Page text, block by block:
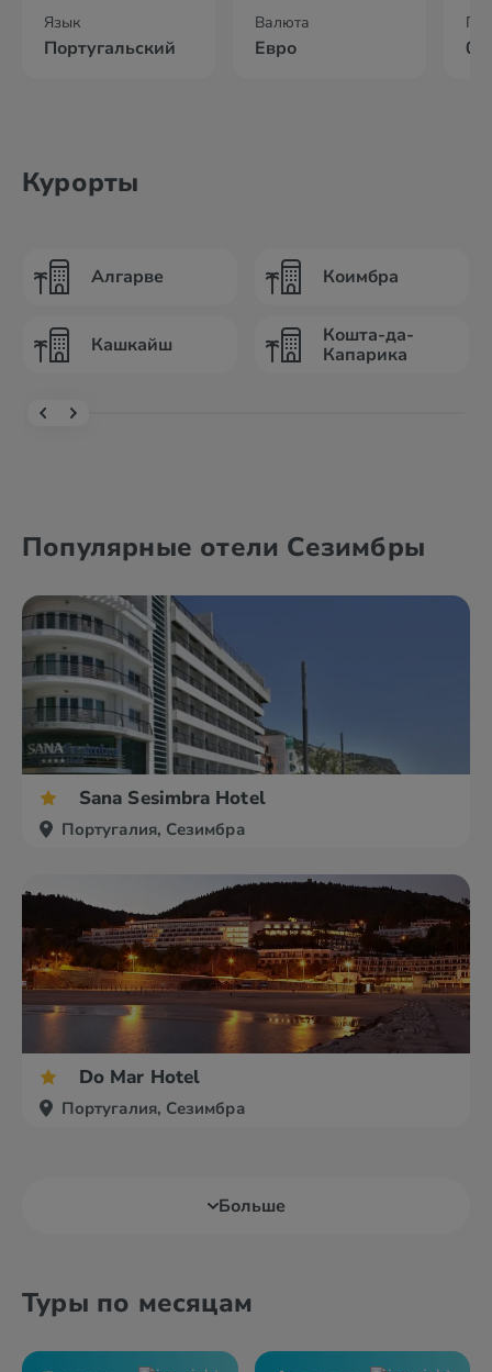
Язык
Португальский
Валюта
Евро
Курорты
Алгарве
Кашкайш
Коимбра
Кошта-да-
Капарика
Популярные отели Сезимбры
Sana Sesimbra Hotel
Португалия, Сезимбра
Do Mar Hotel
Португалия, Сезимбра
Больше
Туры по месяцам